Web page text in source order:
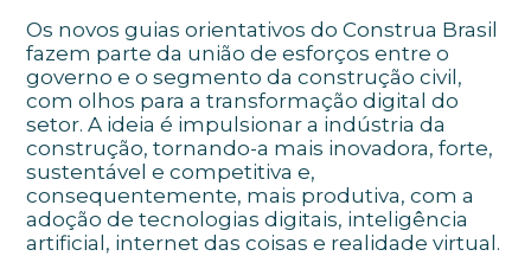
Os novos guias orientativos do Construa Brasil
fazem parte da união de esforços entre o
governo e o segmento da construção civil,
com olhos para a transformação digital do
setor. A ideia é impulsionar a indústria da
construção, tornando-a mais inovadora, forte,
sustentável e competitiva e,
consequentemente, mais produtiva, com a
adoção de tecnologias digitais, inteligência
artificial, internet das coisas e realidade virtual.